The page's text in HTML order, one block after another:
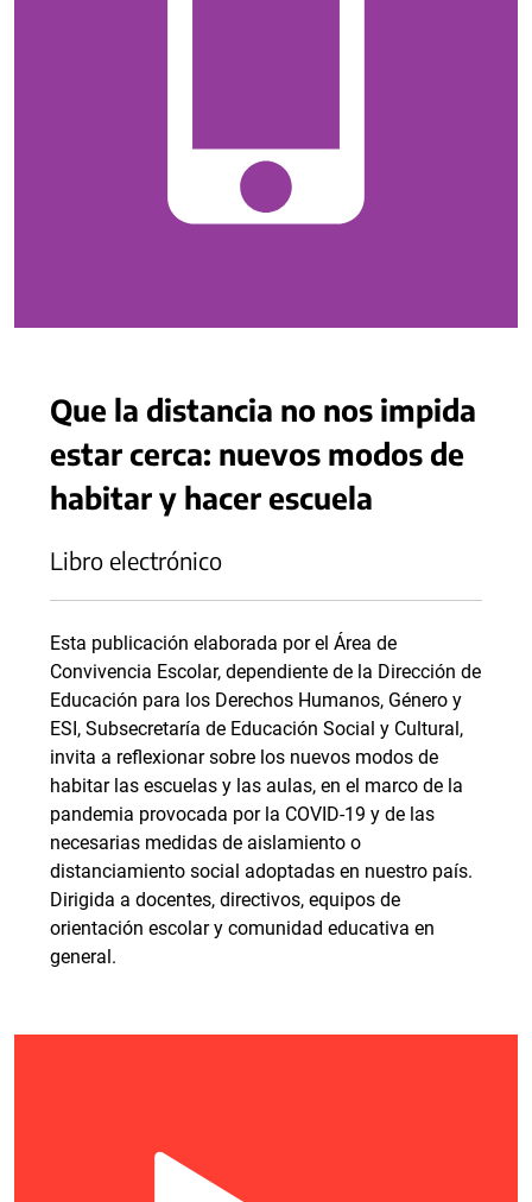
Que la distancia no nos impida
estar cerca: nuevos modos de
habitar y hacer escuela
Libro electrónico
Esta publicación elaborada por el Área de
Convivencia Escolar, dependiente de la Dirección de
Educación para los Derechos Humanos, Género y
ESI, Subsecretaría de Educación Social y Cultural,
invita a reflexionar sobre los nuevos modos de
habitar las escuelas y las aulas, en el marco de la
pandemia provocada por la COVID-19 y de las
necesarias medidas de aislamiento o
distanciamiento social adoptadas en nuestro país.
Dirigida a docentes, directivos, equipos de
orientación escolar y comunidad educativa en
general.